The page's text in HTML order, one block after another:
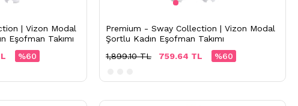
| Vizon Modal
Eşofman Takımı
%60
Premium - Sway Collection | Vizon Modal
Şortlu Kadın Eşofman Takımı
%60
759.64 TL
1,899.10 TL